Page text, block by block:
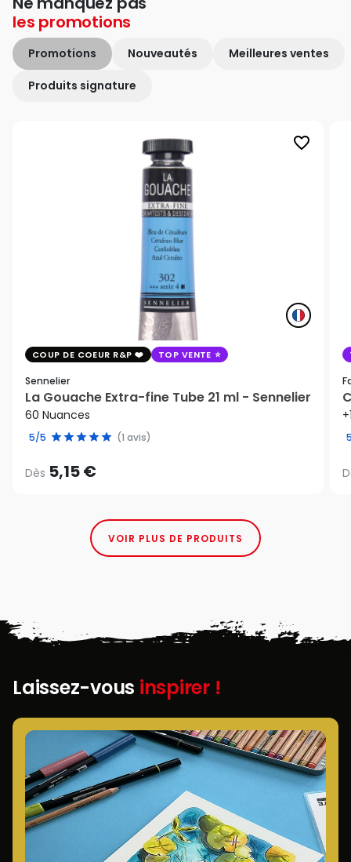
les promotions
Promotions Nouveautés Meilleures ventes
Produits signature
favorite_border
COUP DE COEUR R&P TOP VENTE
Sennelier
La Gouache Extra-fine Tube 21 ml - Sennelier
60 Nuances
5/5 (1 avis)
Dès 5,15 €
VOIR PLUS DE PRODUITS
Laissez-vous inspirer !